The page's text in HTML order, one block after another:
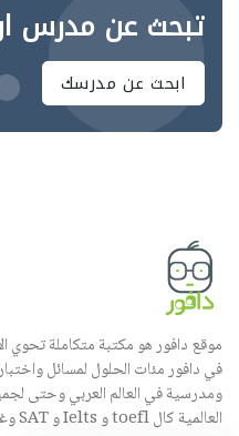
تبحث عن مدرس
ابحث عن مدرسك
موقع دافور هو مكتبة متكاملة تحوي
في دافور مئات الحلول لمسائل
ومدرسية في العالم العربي وحتى
العالمية كال toefl و Ielts و SAT وغيرها الكثير.